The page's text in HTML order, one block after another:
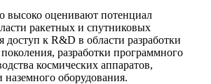
высоко оценивают потенциал
ракетных и спутниковых
доступ к R&D в области разработки
разработки программного
космических аппаратов,
наземного оборудования.